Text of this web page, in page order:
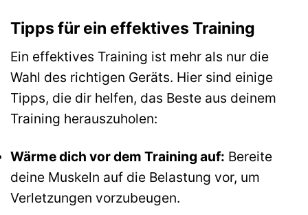
Tipps für ein effektives Training
Ein effektives Training ist mehr als nur die
Wahl des richtigen Geräts. Hier sind einige
Tipps, die dir helfen, das Beste aus deinem
Training herauszuholen:
Wärme dich vor dem Training auf: Bereite
deine Muskeln auf die Belastung vor, um
Verletzungen vorzubeugen.